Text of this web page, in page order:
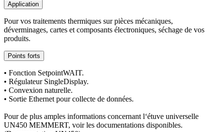
Application
Pour vos traitements thermiques sur pièces mécaniques,
déverminages, cartes et composants électroniques, séchage de vos
produits.
Points forts
• Fonction SetpointWAIT.
• Régulateur SingleDisplay.
• Convexion naturelle.
• Sortie Ethernet pour collecte de données.
Pour de plus amples informations concernant l‘étuve universelle
UN450 MEMMERT, voir les documentations disponibles.